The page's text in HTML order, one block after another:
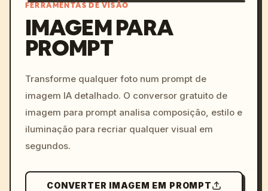
colors, 8k --v 6.0
FERRAMENTAS DE VISÃO
IMAGEM PARA
PROMPT
Transforme qualquer foto num prompt de
imagem IA detalhado. O conversor gratuito de
imagem para prompt analisa composição, estilo e
iluminação para recriar qualquer visual em
segundos.
CONVERTER IMAGEM EM PROMPT